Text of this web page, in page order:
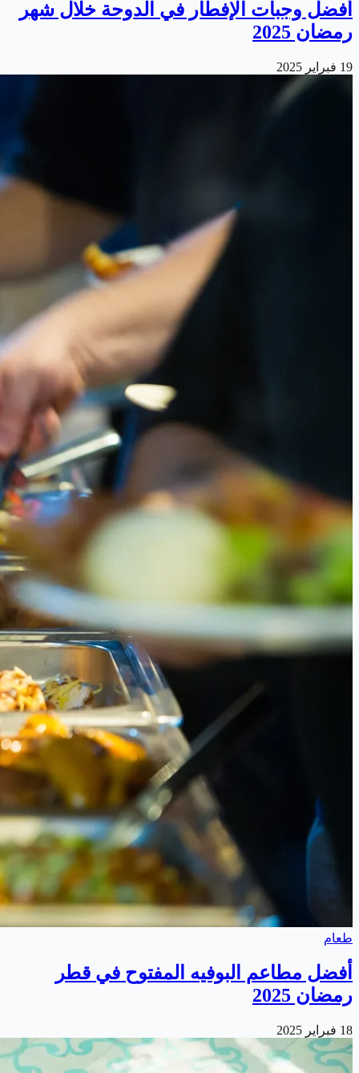
أفضل وجبات الإفطار في الدوحة خلال شهر
رمضان 2025
19 فبراير 2025
طعام
أفضل مطاعم البوفيه المفتوح في قطر
رمضان 2025
18 فبراير 2025